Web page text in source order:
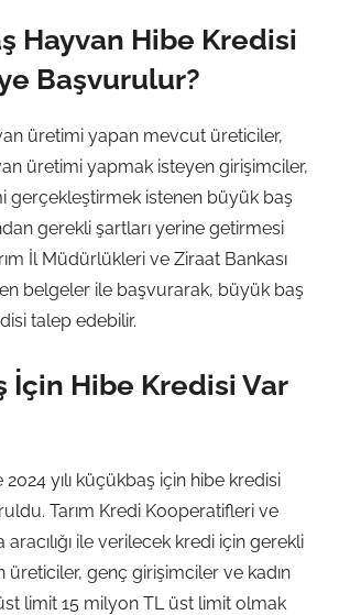
Hayvan Hibe Kredisi
Başvurulur?
üretimi yapan mevcut üreticiler,
üretimi yapmak isteyen girişimciler,
gerçekleştirmek istenen büyük baş
gerekli şartları yerine getirmesi
İl Müdürlükleri ve Ziraat Bankası
belgeler ile başvurarak, büyük baş
talep edebilir.
İçin Hibe Kredisi Var
yılı küçükbaş için hibe kredisi
Tarım Kredi Kooperatifleri ve
aracılığı ile verilecek kredi için gerekli
üreticiler, genç girişimciler ve kadın
limit 15 milyon TL üst limit olmak